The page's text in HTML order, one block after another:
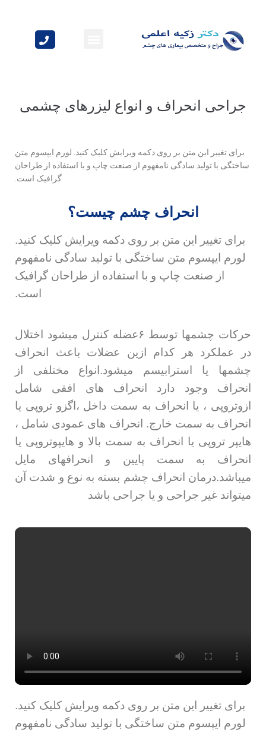
جراحی انحراف و انواع لیزرهای چشمی
برای تغییر این متن بر روی دکمه ویرایش کلیک کنید. لورم ایپسوم متن
ساختگی با تولید سادگی نامفهوم از صنعت چاپ و با استفاده از طراحان
گرافیک است.
انحراف چشم چیست؟
برای تغییر این متن بر روی دکمه ویرایش کلیک کنید.
لورم ایپسوم متن ساختگی با تولید سادگی نامفهوم
از صنعت چاپ و با استفاده از طراحان گرافیک
است.
حرکات چشمها توسط ۶عضله کنترل میشود اختلال
در عملکرد هر کدام ازین عضلات باعث انحراف
چشمها یا استرابیسم میشود.انواع مختلفی از
انحراف وجود دارد انحراف های افقی شامل
ازوتروپی ، یا انحراف به سمت داخل ،اگزو تروپی یا
انحراف به سمت خارج. انحراف های عمودی شامل ،
هایپر تروپی یا انحراف به سمت بالا و هایپوتروپی یا
انحراف به سمت پایین و انحرافهای مایل
میباشد.درمان انحراف چشم بسته به نوع و شدت آن
میتواند غیر جراحی و یا جراحی باشد
برای تغییر این متن بر روی دکمه ویرایش کلیک کنید.
لورم ایپسوم متن ساختگی با تولید سادگی نامفهوم